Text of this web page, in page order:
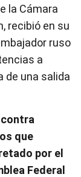
la Cámara
recibió en su
ruso
a
de una salida
que
por el
Federal